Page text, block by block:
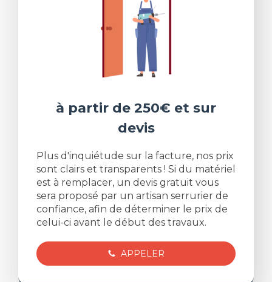
à partir de 250€ et sur
devis
Plus d'inquiétude sur la facture, nos prix
sont clairs et transparents ! Si du matériel
est à remplacer, un devis gratuit vous
sera proposé par un artisan serrurier de
confiance, afin de déterminer le prix de
celui-ci avant le début des travaux.
APPELER